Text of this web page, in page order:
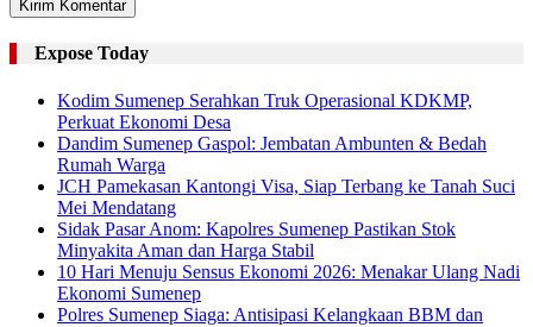
Expose Today
Kodim Sumenep Serahkan Truk Operasional KDKMP,
Perkuat Ekonomi Desa
Dandim Sumenep Gaspol: Jembatan Ambunten & Bedah
Rumah Warga
JCH Pamekasan Kantongi Visa, Siap Terbang ke Tanah Suci
Mei Mendatang
Sidak Pasar Anom: Kapolres Sumenep Pastikan Stok
Minyakita Aman dan Harga Stabil
10 Hari Menuju Sensus Ekonomi 2026: Menakar Ulang Nadi
Ekonomi Sumenep
Polres Sumenep Siaga: Antisipasi Kelangkaan BBM dan